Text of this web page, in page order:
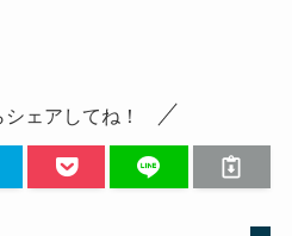
ェアしてね！